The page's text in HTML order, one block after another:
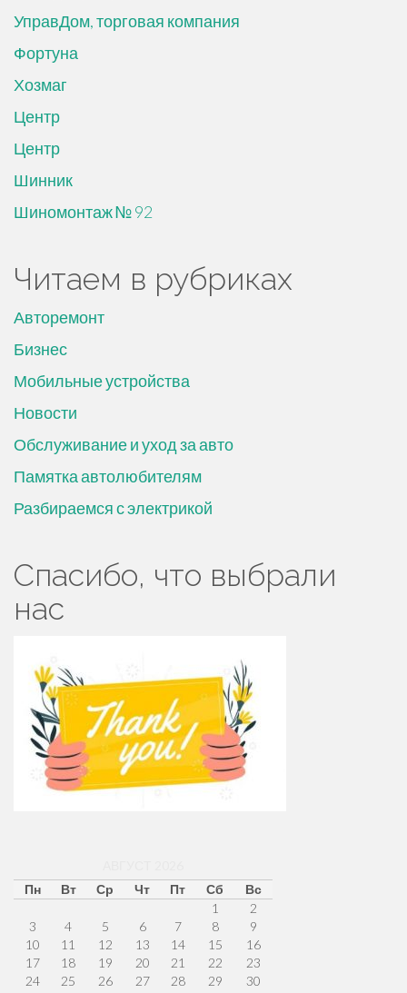
УправДом, торговая компания
Фортуна
Хозмаг
Центр
Центр
Шинник
Шиномонтаж № 92
Читаем в рубриках
Авторемонт
Бизнес
Мобильные устройства
Новости
Обслуживание и уход за авто
Памятка автолюбителям
Разбираемся с электрикой
Спасибо, что выбрали
нас
Пн
Вт Ср Чт Пт Сб
Вс
1
2
3
4 5 6 7 8
9
10
11 12 13 14 15
16
17
18 19 20 21 22
23
24
25 26 27 28 29
30